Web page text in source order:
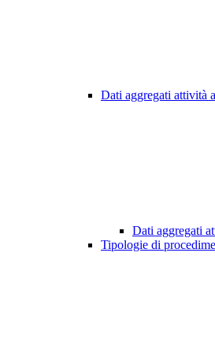
Dati aggregati attività
Dati aggregati
Tipologie di